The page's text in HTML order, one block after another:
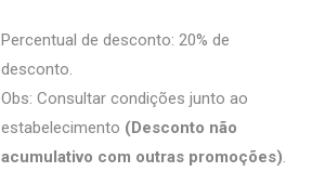
Percentual de desconto: 20% de
desconto.
Obs: Consultar condições junto ao
estabelecimento (Desconto não
acumulativo com outras promoções).